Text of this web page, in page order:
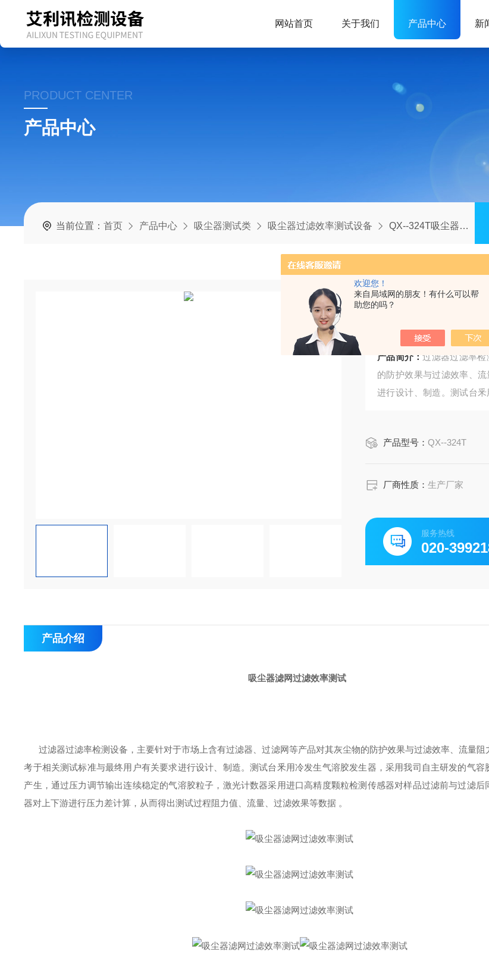
欢迎您！
来自局域网的朋友！有什么可以帮
助您的吗？
网站首页 关于我们 产品中心 新
PRODUCT CENTER
产品中心
当前位置：首页 产品中心 吸尘器测试类 吸尘器过滤效率测试设备 QX--324T吸尘器滤网过滤效率测试
吸尘器滤网过
产品简介：过滤器过滤率
的防护效果与过滤效率、
进行设计、制造。测试台
产品型号：QX--324T
厂商性质：生产厂家
服务热线
020-
产品介绍
吸尘器滤网过滤效率测试
过滤器过滤率检测设备，主要针对于市场上含有过滤器、过滤网等产品对其灰尘物的防护效果与过滤效率、流量阻
考于相关测试标准与最终用户有关要求进行设计、制造。测试台釆用冷发生气溶胶发生器，采用我司自主研发的气容
产生，通过压力调节输出连续稳定的气溶胶粒子，激光计数器采用进口高精度颗粒检测传感器对样品过滤前与过滤后
器对上下游进行压力差计算，从而得出测试过程阻力值、流量、过滤效果等数据 。